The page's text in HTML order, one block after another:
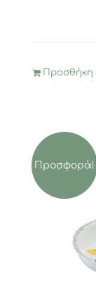
Προσθήκη
Προσφορά!